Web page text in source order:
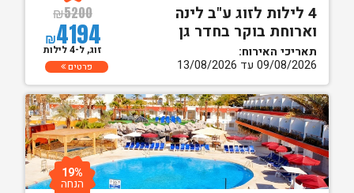
4 לילות לזוג ע"ב לינה
וארוחת בוקר בחדר גן
תאריכי האירוח:
09/08/2026 עד 13/08/2026
₪5200
₪4194
זוג, ל-4 לילות
פרטים
19%
הנחה